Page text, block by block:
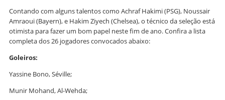
Contando com alguns talentos como Achraf Hakimi (PSG), Noussair
Amraoui (Bayern), e Hakim Ziyech (Chelsea), o técnico da seleção está
otimista para fazer um bom papel neste fim de ano. Confira a lista
completa dos 26 jogadores convocados abaixo:
Goleiros:
Yassine Bono, Séville;
Munir Mohand, Al-Wehda;